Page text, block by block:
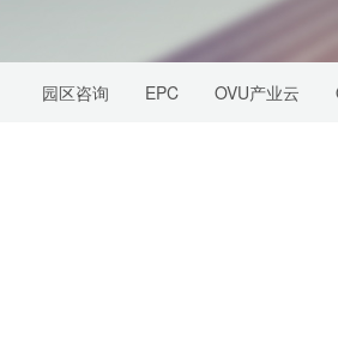
园区咨询 EPC OVU产业云